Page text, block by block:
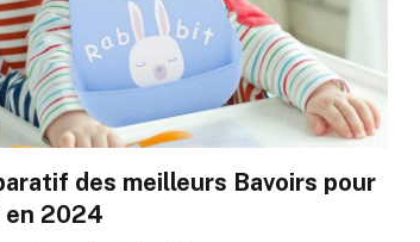
des meilleurs Bavoirs pour
en 2024